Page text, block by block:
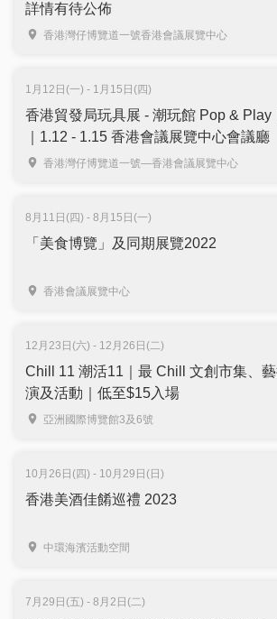
詳情有待公佈
香港灣仔博覽道一號香港會議展覽中心
1月12日(一) - 1月15日(四)
香港貿發局玩具展 - 潮玩館 Pop & Play
｜1.12 - 1.15 香港會議展覽中心會議廳
香港灣仔博覽道一號—香港會議展覽中心
8月11日(四) - 8月15日(一)
「美食博覽」及同期展覽2022
香港會議展覽中心
12月23日(六) - 12月26日(二)
Chill 11 潮活11｜最 Chill 文創市集、
演及活動｜低至$15入場
亞洲國際博覽館3及6號
10月26日(四) - 10月29日(日)
香港美酒佳餚巡禮 2023
中環海濱活動空間
7月29日(五) - 8月2日(二)